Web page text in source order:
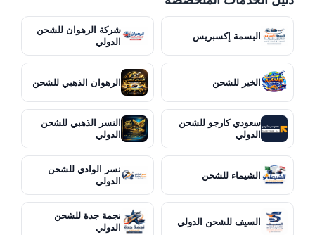
البسمة إكسبريس
شركة الرهوان للشحن
الدولي
الخير للشحن الرهوان الذهبي للشحن
سعودي كارجو للشحن
الدولي
النسر الذهبي للشحن
الدولي
الشيماء للشحن
نسر الوادي للشحن
الدولي
السيف للشحن الدولي
نجمة جدة للشحن
الدولي